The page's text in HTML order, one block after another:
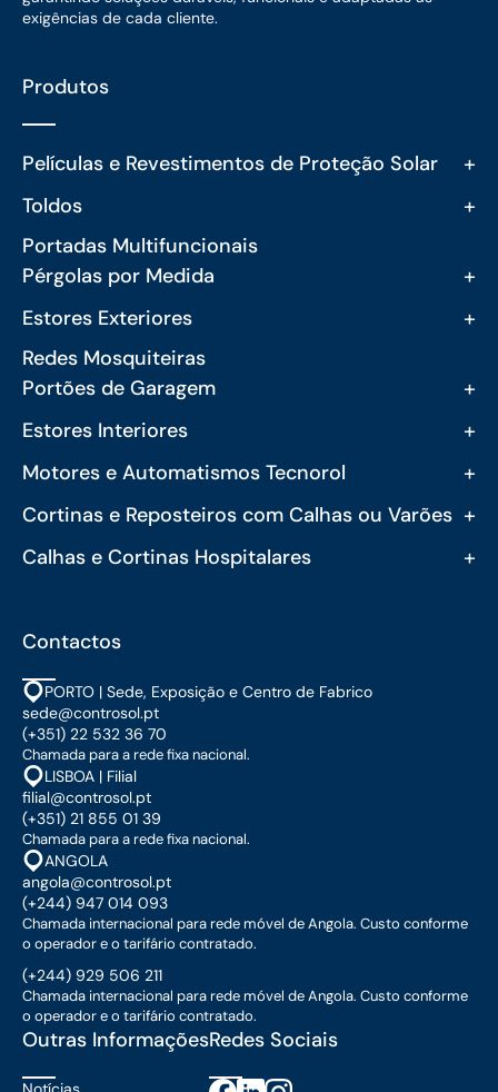
exigências de cada cliente.
Produtos
Películas e Revestimentos de Proteção Solar +
Toldos +
Portadas Multifuncionais
Pérgolas por Medida
+
Estores Exteriores +
Redes Mosquiteiras
Portões de Garagem
+
Estores Interiores +
Motores e Automatismos Tecnorol +
Cortinas e Reposteiros com Calhas ou Varões +
Calhas e Cortinas Hospitalares +
Contactos
PORTO | Sede, Exposição e Centro de Fabrico
sede@controsol.pt
(+351) 22 532 36 70
Chamada para a rede fixa nacional.
LISBOA | Filial
filial@controsol.pt
(+351) 21 855 01 39
Chamada para a rede fixa nacional.
ANGOLA
angola@controsol.pt
(+244) 947 014 093
Chamada internacional para rede móvel de Angola. Custo conforme
o operador e o tarifário contratado.
(+244) 929 506 211
Chamada internacional para rede móvel de Angola. Custo conforme
o operador e o tarifário contratado.
Outras InformaçõesRedes Sociais